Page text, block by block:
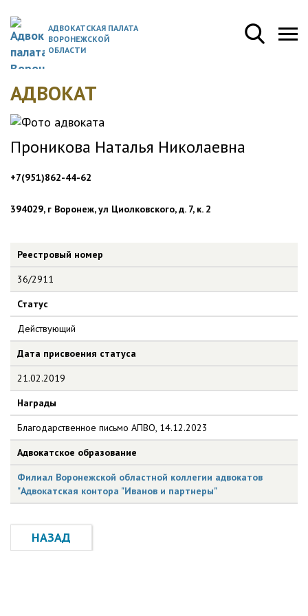
АДВОКАТСКАЯ ПАЛАТА
ВОРОНЕЖСКОЙ
ОБЛАСТИ
АДВОКАТ
Проникова Наталья Николаевна
+7(951)862-44-62
394029, г Воронеж, ул Циолковского, д. 7, к. 2
Реестровый номер
36/2911
Статус
Действующий
Дата присвоения статуса
21.02.2019
Награды
Благодарственное письмо АПВО, 14.12.2023
Адвокатское образование
Филиал Воронежской областной коллегии адвокатов
"Адвокатская контора "Иванов и партнеры"
НАЗАД